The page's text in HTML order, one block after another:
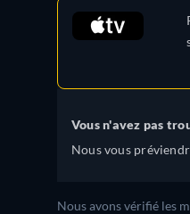
Vous n'avez pas
Nous vous
Nous avons vérifié les